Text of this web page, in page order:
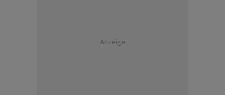
Anzeige